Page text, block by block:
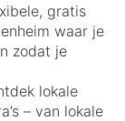
gratis
waar je
zodat je
lokale
– van lokale